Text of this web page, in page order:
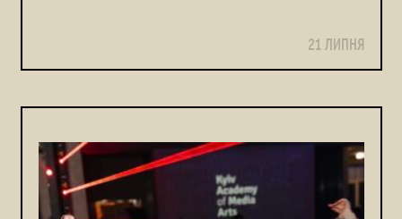
21 ЛИПНЯ